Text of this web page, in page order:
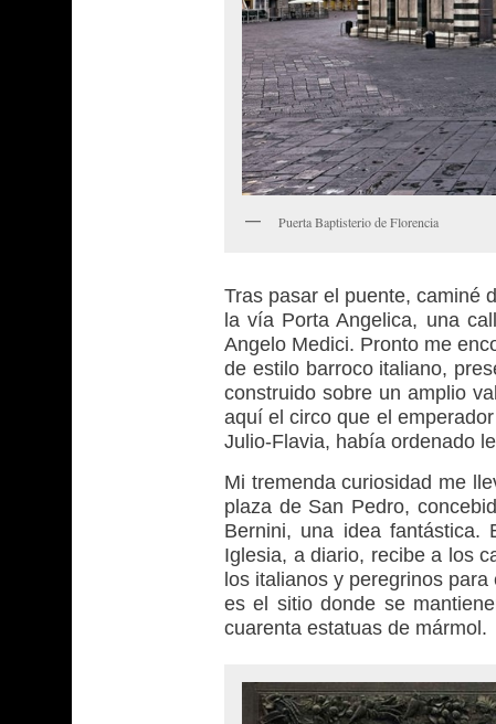
Puerta Baptisterio de Florencia
Tras pasar el puente, caminé
la vía Porta Angelica, una
Angelo Medici. Pronto me
de estilo barroco italiano,
construido sobre un amplio
aquí el circo que el
Julio-Flavia, había ordenado
Mi tremenda curiosidad me
plaza de San Pedro,
Bernini, una idea fantástica.
Iglesia, a diario, recibe a los
los italianos y peregrinos
es el sitio donde se
cuarenta estatuas de mármol.